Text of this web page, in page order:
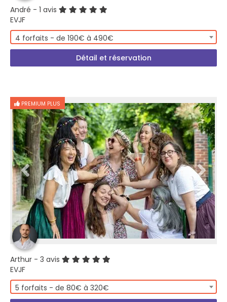
André - 1 avis
EVJF
4 forfaits - de 190€ à 490€
Détail et réservation
PREMIUM PLUS
Arthur - 3 avis
EVJF
5 forfaits - de 80€ à 320€